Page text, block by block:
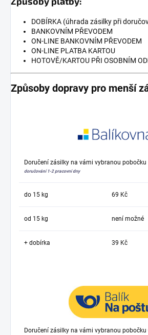
DOBÍRKA (úhrada zásilky při
BANKOVNÍM PŘEVODEM
ON-LINE BANKOVNÍM PŘEVODEM
ON-LINE PLATBA KARTOU
HOTOVĚ/KARTOU PŘI OSOBNÍM
Způsoby dopravy pro menší
Doručení zásilky na vámi vybranou pobočku
doručování 1-2 pracovní dny
do 15 kg 69 Kč
od 15 kg není možné
+ dobírka 39 Kč
Doručení zásilky na vámi vybranou pobočku